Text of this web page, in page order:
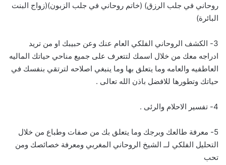
روحاني في جلب الرزق) (خاتم روحاني في جلب الزبون)(زواج البنت
البائرة)
3- الكشف الروحاني الفلكي العام عنك وعن حبيبك او من تريد
ادراجه معك من خلال اسمك لتتعرف على جميع مناحي حياتك الماليه
العاطفيه والعامه وما يتعلق بها وما ينبغي اصلاحه لترتقي بنفسك في
حياتك وتطورها للافضل باذن الله تعالى .
4- تفسير الاحلام والرئى .
5- معرفة طالعك وبرجك وما يتعلق بك من صفات وطباع من خلال
التحليل الفلكي لــ الشيخ الروحاني المغربي ومعرفة خصائصك ومن
تحب